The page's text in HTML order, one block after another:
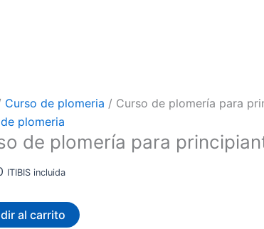
Curso de plomeria / Curso de plomería para
plomeria
de plomería para
ITIBIS incluida
al carrito